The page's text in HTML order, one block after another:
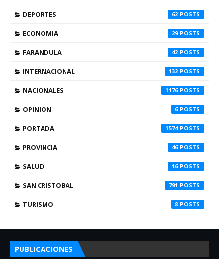
DEPORTES 62
ECONOMIA 29
FARANDULA 42
INTERNACIONAL 132
NACIONALES 1176
OPINION 6
PORTADA 1574
PROVINCIA 46
SALUD 16
SAN CRISTOBAL 791
TURISMO 8
PUBLICACIONES